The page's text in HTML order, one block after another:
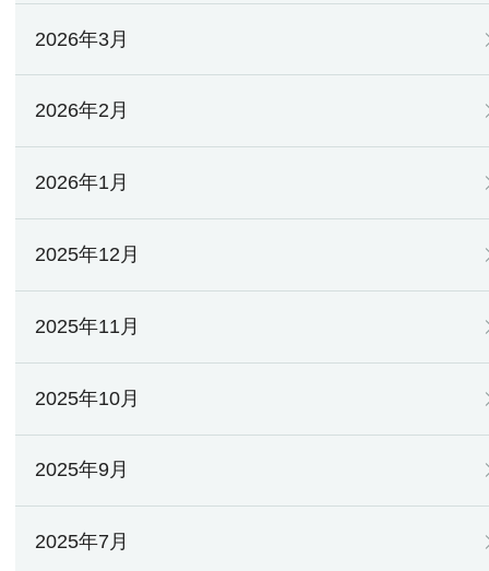
2026年3月
2026年2月
2026年1月
2025年12月
2025年11月
2025年10月
2025年9月
2025年7月